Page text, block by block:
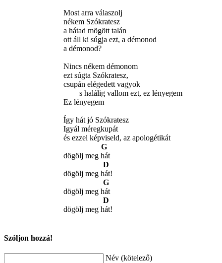
Most arra válaszolj
nékem Szókratesz
a hátad mögött talán
ott áll ki súgja ezt, a démonod
a démonod?
Nincs nékem démonom
ezt súgta Szókratesz,
csupán elégedett vagyok
s halálig vallom ezt, ez lényegem
Ez lényegem
Így hát jó Szókratesz
Igyál méregkupát
és ezzel képviseld, az apologétikát
G
dögölj meg hát
D
dögölj meg hát!
G
dögölj meg hát
D
dögölj meg hát!
Szóljon hozzá!
Név (kötelező)